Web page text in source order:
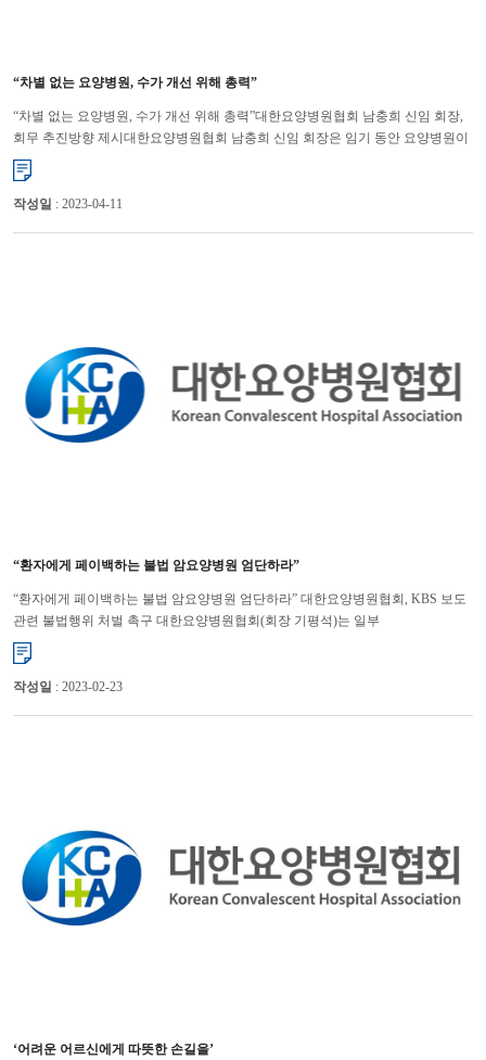
“차별 없는 요양병원, 수가 개선 위해 총력”
“차별 없는 요양병원, 수가 개선 위해 총력”대한요양병원협회 남충희 신임 회장,
회무 추진방향 제시대한요양병원협회 남충희 신임 회장은 임기 동안 요양병원이
차별 받지 않도록 하고, 수가를 개선해 의료의 질이 높고, 국...
작성일 : 2023-04-11
“환자에게 페이백하는 불법 암요양병원 엄단하라”
“환자에게 페이백하는 불법 암요양병원 엄단하라” 대한요양병원협회, KBS 보도
관련 불법행위 처벌 촉구 대한요양병원협회(회장 기평석)는 일부
암요양병원들이 암환자들에게 진료비를 ‘페이백’하고 있다는 KBS 보도와 ...
작성일 : 2023-02-23
‘어려운 어르신에게 따뜻한 손길을’